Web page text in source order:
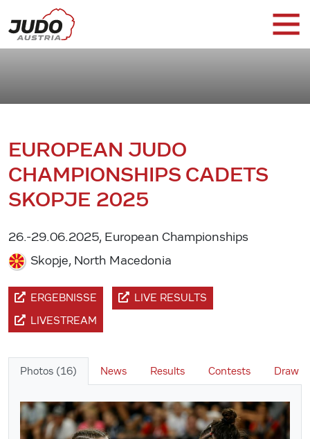
EUROPEAN JUDO
CHAMPIONSHIPS CADETS
SKOPJE 2025
26.-29.06.2025, European Championships
Skopje, North Macedonia
ERGEBNISSE
LIVE RESULTS
LIVESTREAM
Photos (16) News Results Contests Draw